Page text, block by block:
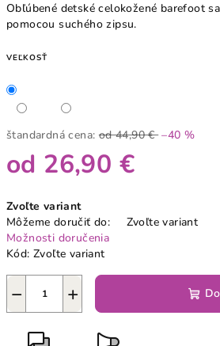
Obľúbené detské celokožené barefoot
pomocou suchého zipsu.
VEĽKOSŤ
štandardná cena: od 44,90 € –40 %
od 26,90 €
cena:
Zvoľte variant
Môžeme doručiť do:
Zvoľte variant
Možnosti doručenia
Kód: Zvoľte variant
+
−